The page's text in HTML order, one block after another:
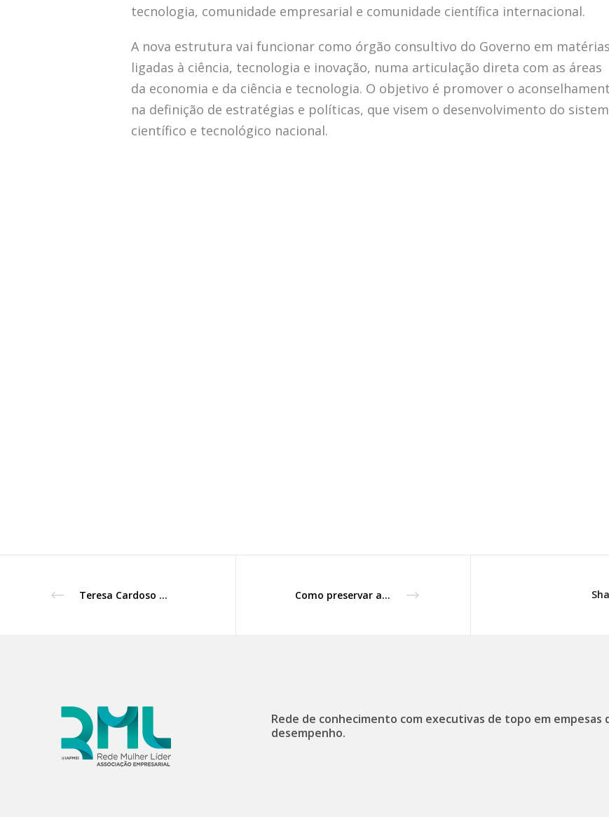
tecnologia, comunidade empresarial e comunidade científica internacional.
A nova estrutura vai funcionar como órgão consultivo do Governo em matérias
ligadas à ciência, tecnologia e inovação, numa articulação direta com as áreas
da economia e da ciência e tecnologia. O objetivo é promover o
na definição de estratégias e políticas, que visem o desenvolvimento do
científico e tecnológico nacional.
Teresa Cardoso Menezes revelou ‘Onde param as mulheres’ Como preservar a Família Empresária?
Rede de conhecimento com executivas de topo em empesas
desempenho.